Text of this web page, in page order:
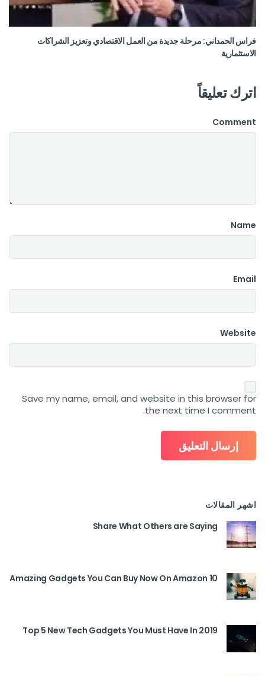
فراس الحمداني: مرحلة جديدة من العمل الاقتصادي وتعزيز الشراكات
الاستثمارية
اترك تعليقاً
Comment
Name
Email
Website
Save my name, email, and website in this browser for
the next time I comment.
اشهر المقالات
Share What Others are Saying
10 Amazing Gadgets You Can Buy Now On Amazon
Top 5 New Tech Gadgets You Must Have In 2019